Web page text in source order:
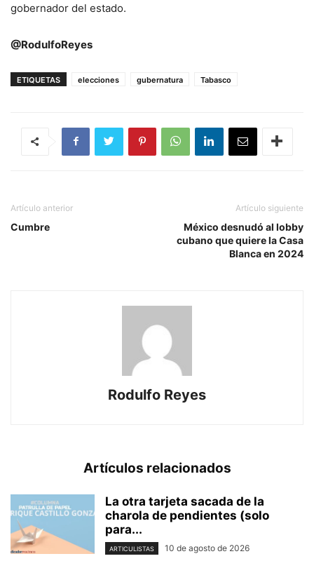
gobernador del estado.
@RodulfoReyes
ETIQUETAS elecciones gubernatura Tabasco
Artículo anterior
Cumbre
Artículo siguiente
México desnudó al lobby
cubano que quiere la Casa
Blanca en 2024
Rodulfo Reyes
Artículos relacionados
La otra tarjeta sacada de la
charola de pendientes (solo
para...
ARTICULISTAS 10 de agosto de 2026